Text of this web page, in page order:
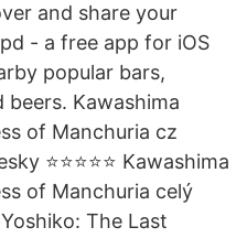
and share your
- a free app for iOS
popular bars,
Kawashima
of Manchuria cz
⭐⭐⭐⭐⭐ Kawashima
of Manchuria celý
The Last